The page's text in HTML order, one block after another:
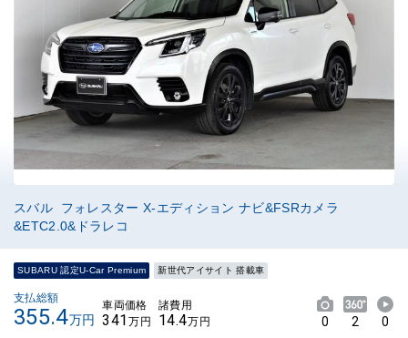
スバル フォレスター X-エディション ナビ&FSRカメラ
&ETC2.0&ドラレコ
SUBARU 認定U-Car Premium 新世代アイサイト 搭載車
支払総額
355.4万円
車両価格
341 万円
諸費用
14.4万円 0 2 0